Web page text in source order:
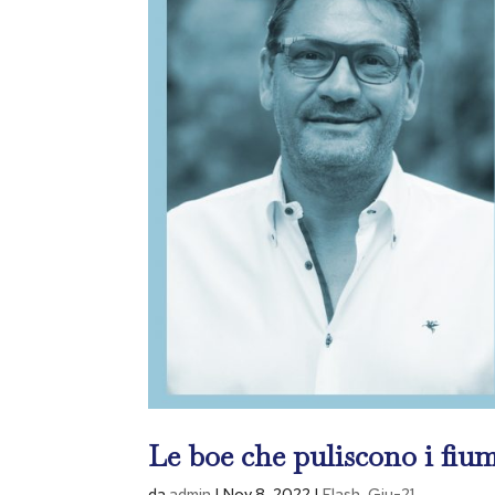
Le boe che puliscono i